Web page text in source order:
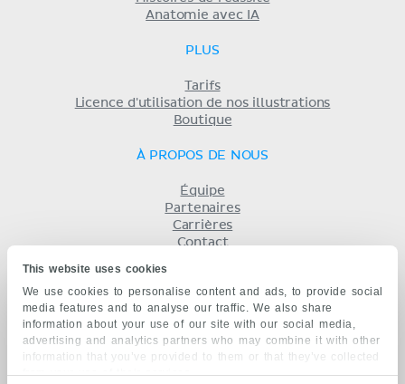
This website uses cookies
We use cookies to personalise content and ads, to provide social
media features and to analyse our traffic. We also share
information about your use of our site with our social media,
advertising and analytics partners who may combine it with other
information that you’ve provided to them or that they’ve collected
from your use of their services.
Anatomie avec IA
PLUS
Tarifs
Licence d'utilisation de nos illustrations
Boutique
À PROPOS DE NOUS
Équipe
Partenaires
Carrières
Contact
Politique de confidentialité
KENHUB EN...
English